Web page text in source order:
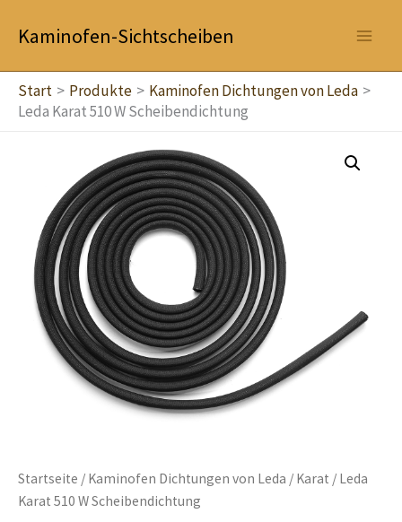
InhaltKaminofen-Sichtscheiben
Start Produkte
Kaminofen Dichtungen von Leda
Leda Karat 510 W Scheibendichtung
Startseite / Kaminofen Dichtungen von Leda / Karat / Leda
Karat 510 W Scheibendichtung